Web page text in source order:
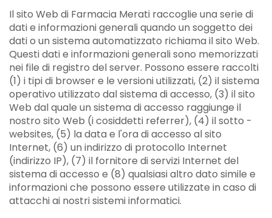
Il sito Web di Farmacia Merati raccoglie una serie di
dati e informazioni generali quando un soggetto dei
dati o un sistema automatizzato richiama il sito Web.
Questi dati e informazioni generali sono memorizzati
nei file di registro del server. Possono essere raccolti
(1) i tipi di browser e le versioni utilizzati, (2) il sistema
operativo utilizzato dal sistema di accesso, (3) il sito
Web dal quale un sistema di accesso raggiunge il
nostro sito Web (i cosiddetti referrer), (4) il sotto -
websites, (5) la data e l'ora di accesso al sito
Internet, (6) un indirizzo di protocollo Internet
(indirizzo IP), (7) il fornitore di servizi Internet del
sistema di accesso e (8) qualsiasi altro dato simile e
informazioni che possono essere utilizzate in caso di
attacchi ai nostri sistemi informatici.